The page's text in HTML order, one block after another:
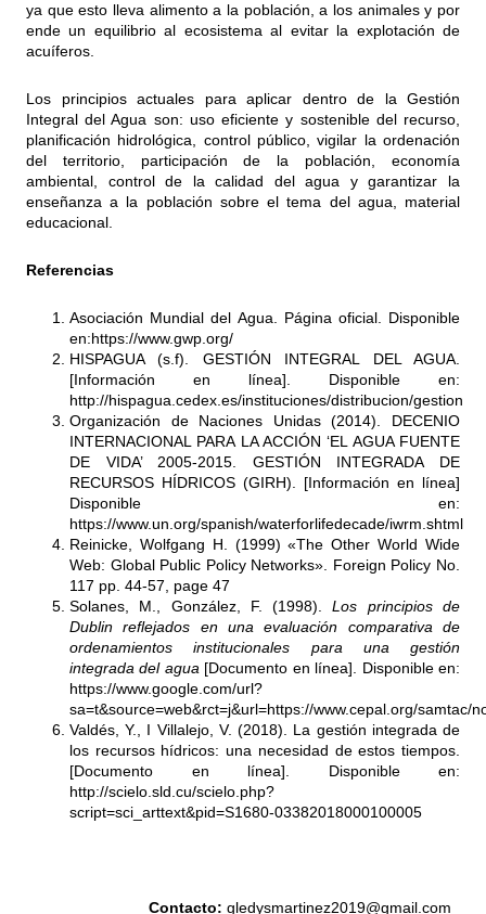
ya que esto lleva alimento a la población, a los animales y por
ende un equilibrio al ecosistema al evitar la explotación de
acuíferos.
Los principios actuales para aplicar dentro de la Gestión
Integral del Agua son: uso eficiente y sostenible del recurso,
planificación hidrológica, control público, vigilar la ordenación
del territorio, participación de la población, economía
ambiental, control de la calidad del agua y garantizar la
enseñanza a la población sobre el tema del agua, material
educacional.
Referencias
Asociación Mundial del Agua. Página oficial. Disponible
en:https://www.gwp.org/
HISPAGUA (s.f). GESTIÓN INTEGRAL DEL AGUA.
[Información en línea]. Disponible en:
http://hispagua.cedex.es/instituciones/distribucion/gestion
Organización de Naciones Unidas (2014). DECENIO
INTERNACIONAL PARA LA ACCIÓN ‘EL AGUA FUENTE
DE VIDA’ 2005-2015. GESTIÓN INTEGRADA DE
RECURSOS HÍDRICOS (GIRH). [Información en línea]
Disponible en:
https://www.un.org/spanish/waterforlifedecade/iwrm.shtml
Reinicke, Wolfgang H. (1999) «The Other World Wide
Web: Global Public Policy Networks». Foreign Policy No.
117 pp. 44-57, page 47
Solanes, M., González, F. (1998).Los principios de
Dublin reflejados en una evaluación comparativa de
ordenamientos institucionales para una gestión
integrada del agua[Documento en línea]. Disponible en:
https://www.google.com/url?
sa=t&source=web&rct=j&url=https://www.cepal.org/samtac/
Valdés, Y., I Villalejo, V. (2018). La gestión integrada de
los recursos hídricos: una necesidad de estos tiempos.
[Documento en línea]. Disponible en:
http://scielo.sld.cu/scielo.php?
script=sci_arttext&pid=S1680-03382018000100005
Contacto: gledysmartinez2019@gmail.com